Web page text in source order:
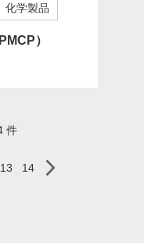
化学製品
）
件
13 14